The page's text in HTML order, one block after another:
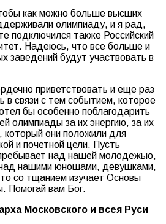
как можно больше высших
олимпиаду, и я рад,
подключился также Российский
Надеюсь, что все больше и
заведений будут участвовать в
приветствовать и еще раз
в связи с тем событием, которое
бы особенно поблагодарить
олимпиады за их энергию, за их
который они положили для
и почетной цели. Пусть
над нашей молодежью,
нашими юношами, девушками,
со тщанием изучает Основы
Помогай вам Бог.
Московского и всея Руси